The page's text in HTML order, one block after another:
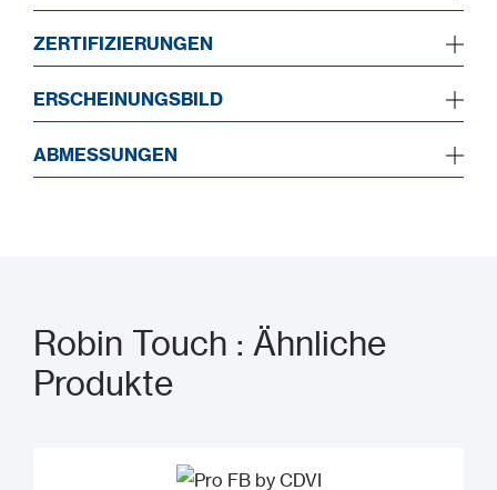
ZERTIFIZIERUNGEN
ERSCHEINUNGSBILD
ABMESSUNGEN
Robin Touch : Ähnliche
Produkte